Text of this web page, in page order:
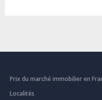
Prix du marché immobilier en
Localités